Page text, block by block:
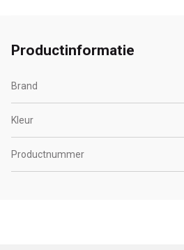
Productinformatie
Brand
Kleur
Productnummer